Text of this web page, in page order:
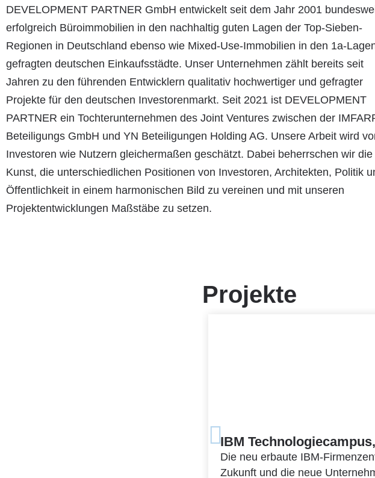
DEVELOPMENT PARTNER GmbH entwickelt seit dem Jahr 2001
erfolgreich Büroimmobilien in den nachhaltig guten Lagen der Top-Sieben-
Regionen in Deutschland ebenso wie Mixed-Use-Immobilien in den 1a-
gefragten deutschen Einkaufsstädte. Unser Unternehmen zählt bereits seit
Jahren zu den führenden Entwicklern qualitativ hochwertiger und gefragter
Projekte für den deutschen Investorenmarkt. Seit 2021 ist DEVELOPMENT
PARTNER ein Tochterunternehmen des Joint Ventures zwischen der
Beteiligungs GmbH und YN Beteiligungen Holding AG. Unsere Arbeit wird
Investoren wie Nutzern gleichermaßen geschätzt. Dabei beherrschen wir die
Kunst, die unterschiedlichen Positionen von Investoren, Architekten, Politik
Öffentlichkeit in einem harmonischen Bild zu vereinen und mit unseren
Projektentwicklungen Maßstäbe zu setzen.
Projekte
IBM
Die neu erbaute IBM-
Zukunft und die neue